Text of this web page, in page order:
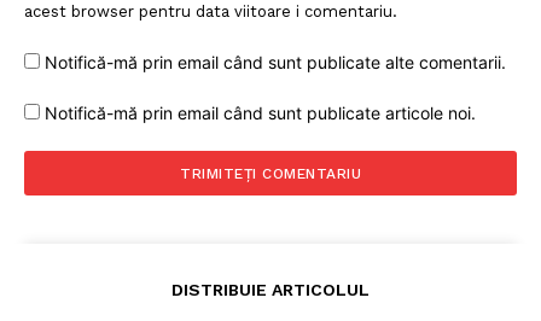
acest browser pentru data viitoare i comentariu.
Notifică-mă prin email când sunt publicate alte comentarii.
Notifică-mă prin email când sunt publicate articole noi.
DISTRIBUIE ARTICOLUL